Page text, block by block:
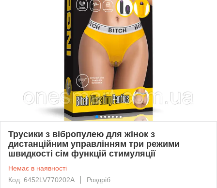
Трусики з вібропулею для жінок з
дистанційним управлінням три режими
швидкості сім функцій стимуляції
Немає в наявності
Код: 6452LV770202A
Роздріб